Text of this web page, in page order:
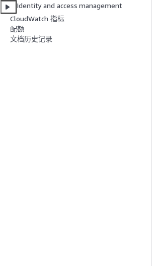
Identity and access management
CloudWatch 指标
配额
文档历史记录